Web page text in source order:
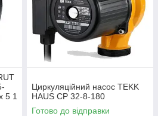
5 1
Циркуляційний насос TEKK
HAUS CP 32-8-180
Готово до відправки